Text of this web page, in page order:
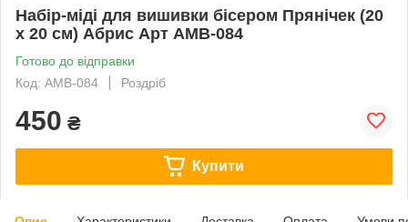
Набір-міді для вишивки бісером Прянічек (20
х 20 см) Абрис Арт AMB-084
Готово до відправки
Код: AMB-084
Роздріб
450 ₴
Купити